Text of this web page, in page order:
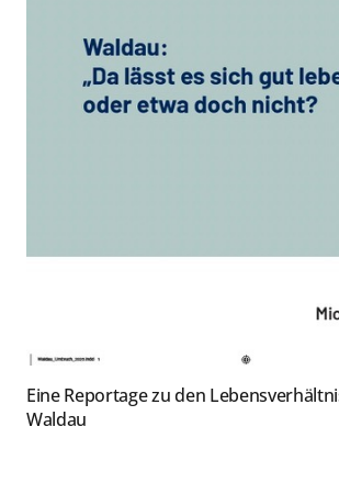
Eine Reportage zu den
Waldau